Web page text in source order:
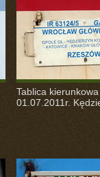
Tablica
01.07.2011r.